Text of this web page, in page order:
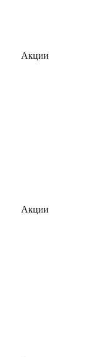
Акции
Акции